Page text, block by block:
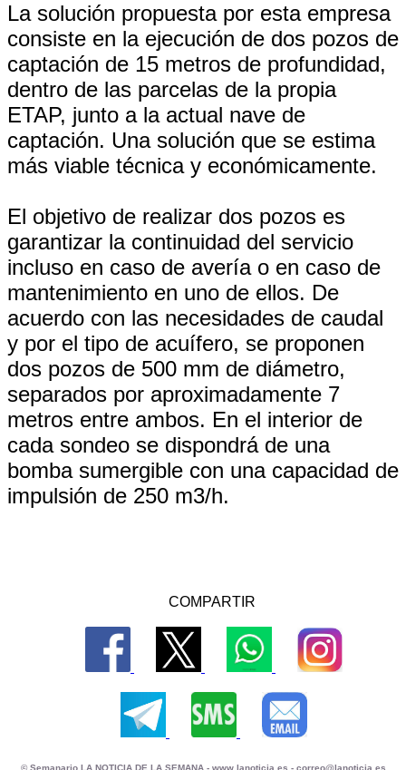
La solución propuesta por esta empresa
consiste en la ejecución de dos pozos de
captación de 15 metros de profundidad,
dentro de las parcelas de la propia
ETAP, junto a la actual nave de
captación. Una solución que se estima
más viable técnica y económicamente.
El objetivo de realizar dos pozos es
garantizar la continuidad del servicio
incluso en caso de avería o en caso de
mantenimiento en uno de ellos. De
acuerdo con las necesidades de caudal
y por el tipo de acuífero, se proponen
dos pozos de 500 mm de diámetro,
separados por aproximadamente 7
metros entre ambos. En el interior de
cada sondeo se dispondrá de una
bomba sumergible con una capacidad de
impulsión de 250 m3/h.
COMPARTIR
© Semanario LA NOTICIA DE LA SEMANA - www.lanoticia.es - correo@lanoticia.es